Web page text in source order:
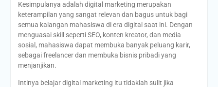
Kesimpulanya adalah digital marketing merupakan
keterampilan yang sangat relevan dan bagus untuk bagi
semua kalangan mahasiswa di era digital saat ini. Dengan
menguasai skill seperti SEO, konten kreator, dan media
sosial, mahasiswa dapat membuka banyak peluang karir,
sebagai freelancer dan membuka bisnis pribadi yang
menjanjikan.
Intinya belajar digital marketing itu tidaklah sulit jika